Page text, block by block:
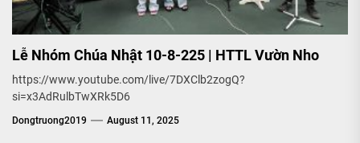
Lễ Nhóm Chúa Nhật 10-8-225 | HTTL Vườn Nho
https://www.youtube.com/live/7DXClb2zogQ?
si=x3AdRulbTwXRk5D6
Dongtruong2019 August 11, 2025